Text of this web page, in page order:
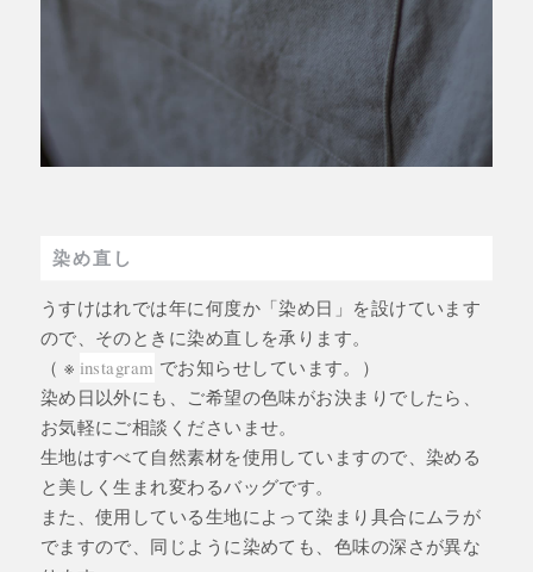
染め直し
うすけはれでは年に何度か「染め日」を設けています
ので、そのときに染め直しを承ります。
（ ※ instagram でお知らせしています。）
染め日以外にも、ご希望の色味がお決まりでしたら、
お気軽にご相談くださいませ。
生地はすべて自然素材を使用していますので、染める
と美しく生まれ変わるバッグです。
また、使用している生地によって染まり具合にムラが
でますので、同じように染めても、色味の深さが異な